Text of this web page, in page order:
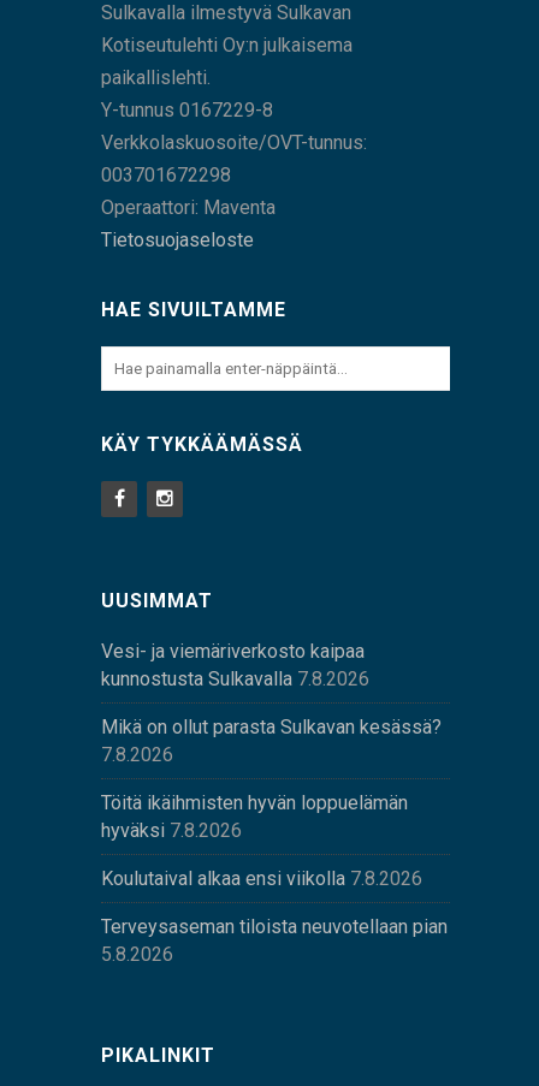
Sulkavalla ilmestyvä Sulkavan
Kotiseutulehti Oy:n julkaisema
paikallislehti.
Y-tunnus 0167229-8
Verkkolaskuosoite/OVT-tunnus:
003701672298
Operaattori: Maventa
Tietosuojaseloste
HAE SIVUILTAMME
KÄY TYKKÄÄMÄSSÄ
UUSIMMAT
Vesi- ja viemäriverkosto kaipaa
kunnostusta Sulkavalla 7.8.2026
Mikä on ollut parasta Sulkavan kesässä?
7.8.2026
Töitä ikäihmisten hyvän loppuelämän
hyväksi 7.8.2026
Koulutaival alkaa ensi viikolla 7.8.2026
Terveysaseman tiloista neuvotellaan pian
5.8.2026
PIKALINKIT